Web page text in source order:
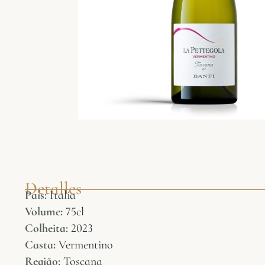
Detalles
País:Italia
Volume: 75cl
Colheita: 2023
Casta: Vermentino
Região: Toscana